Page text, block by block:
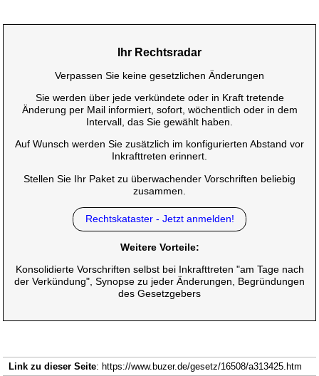
Ihr Rechtsradar
Verpassen Sie keine gesetzlichen Änderungen
Sie werden über jede verkündete oder in Kraft tretende
Änderung per Mail informiert, sofort, wöchentlich oder in dem
Intervall, das Sie gewählt haben.
Auf Wunsch werden Sie zusätzlich im konfigurierten Abstand vor
Inkrafttreten erinnert.
Stellen Sie Ihr Paket zu überwachender Vorschriften beliebig
zusammen.
Rechtskataster - Jetzt anmelden!
Weitere Vorteile:
Konsolidierte Vorschriften selbst bei Inkrafttreten "am Tage nach
der Verkündung", Synopse zu jeder Änderungen, Begründungen
des Gesetzgebers
Link zu dieser Seite: https://www.buzer.de/gesetz/16508/a313425.htm